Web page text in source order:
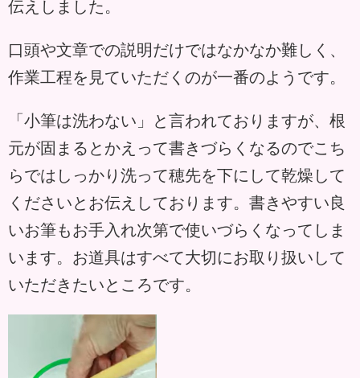
伝えしました。
口頭や文章での説明だけではなかなか難しく、
作業工程を見ていただくのが一番のようです。
「小筆は洗わない」と言われておりますが、根
元が固まるとかえって書きづらくなるのでこち
らではしっかり洗って穂先を下にして乾燥して
くださいとお伝えしております。書きやすい良
いお筆もお手入れ次第で使いづらくなってしま
います。お道具はすべて大切にお取り扱いして
いただきたいところです。